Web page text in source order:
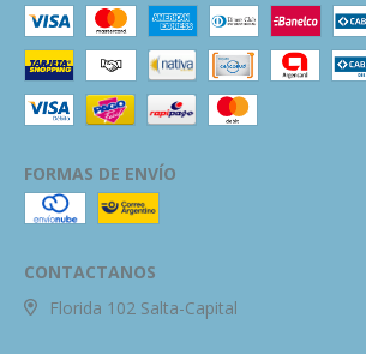
FORMAS DE ENVÍO
CONTACTANOS
Florida 102 Salta-Capital